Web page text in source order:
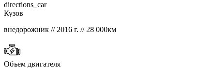
directions_car
Кузов
внедорожник // 2016 г. // 28 000км
Объем двигателя